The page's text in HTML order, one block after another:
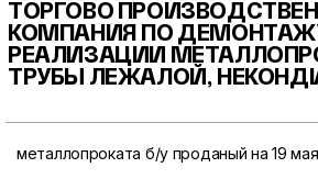
ТОРГОВО
КОМПАНИЯ ПО
РЕАЛИЗАЦИИ
ТРУБЫ ЛЕЖАЛОЙ,
металлопроката б/у проданый на 19 мая